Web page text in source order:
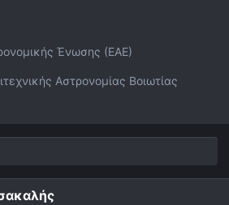
Ένωσης (ΕΑΕ)
Αστρονομίας Βοιωτίας